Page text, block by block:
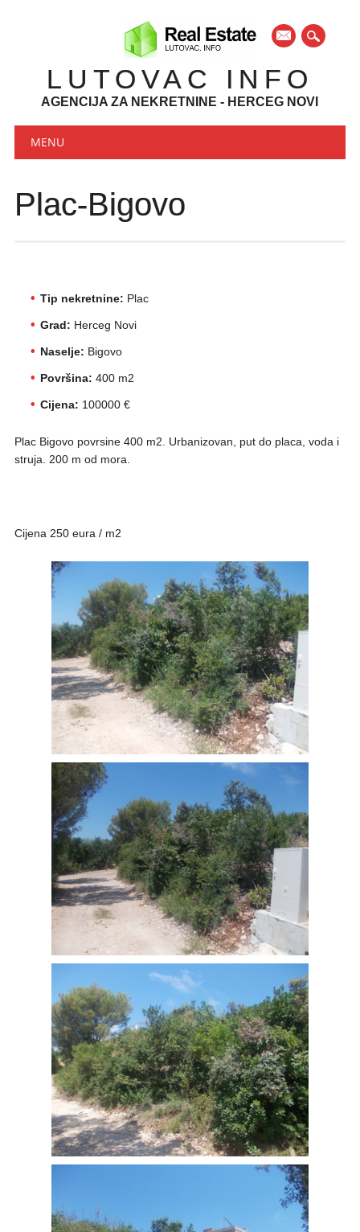
mail
LUTOVAC INFO
AGENCIJA ZA NEKRETNINE - HERCEG NOVI
Main menu
MENU
Plac-Bigovo
Tip nekretnine: Plac
Grad: Herceg Novi
Naselje: Bigovo
Površina: 400 m2
Cijena: 100000 €
Plac Bigovo povrsine 400 m2. Urbanizovan, put do placa, voda i
struja. 200 m od mora.
Cijena 250 eura / m2